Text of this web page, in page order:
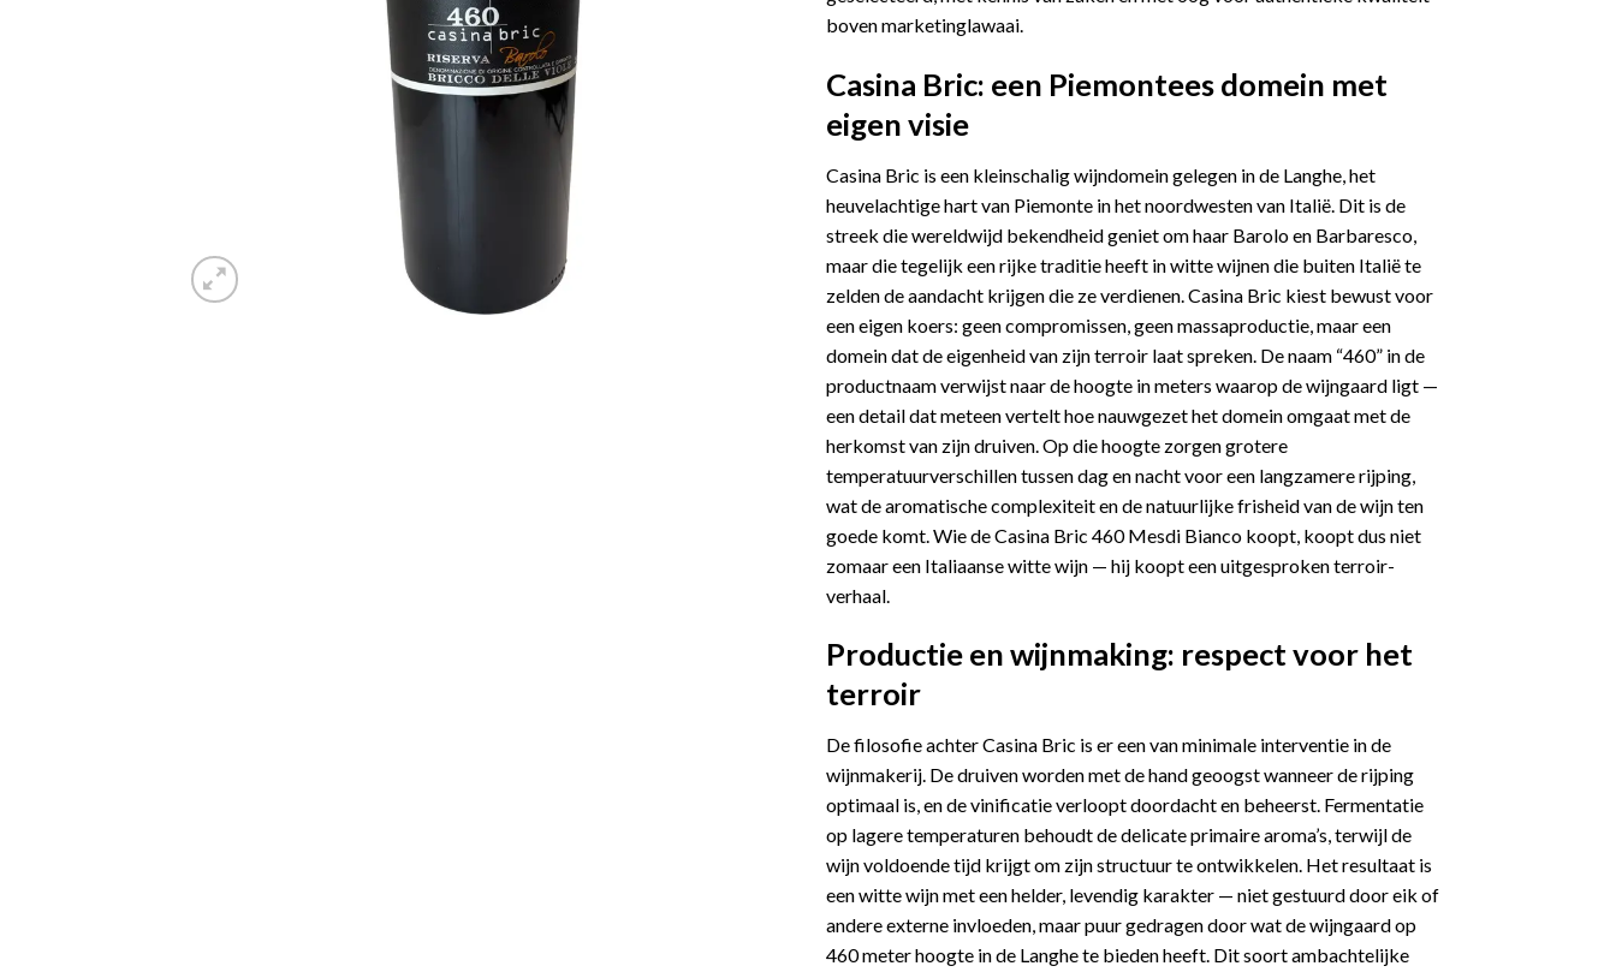
boven marketinglawaai.
Casina Bric: een Piemontees domein met
eigen visie
Casina Bric is een kleinschalig wijndomein gelegen in de Langhe, het
heuvelachtige hart van Piemonte in het noordwesten van Italië. Dit is de
streek die wereldwijd bekendheid geniet om haar Barolo en Barbaresco,
maar die tegelijk een rijke traditie heeft in witte wijnen die buiten Italië te
zelden de aandacht krijgen die ze verdienen. Casina Bric kiest bewust voor
een eigen koers: geen compromissen, geen massaproductie, maar een
domein dat de eigenheid van zijn terroir laat spreken. De naam “460” in de
productnaam verwijst naar de hoogte in meters waarop de wijngaard ligt —
een detail dat meteen vertelt hoe nauwgezet het domein omgaat met de
herkomst van zijn druiven. Op die hoogte zorgen grotere
temperatuurverschillen tussen dag en nacht voor een langzamere rijping,
wat de aromatische complexiteit en de natuurlijke frisheid van de wijn ten
goede komt. Wie de Casina Bric 460 Mesdi Bianco koopt, koopt dus niet
zomaar een Italiaanse witte wijn — hij koopt een uitgesproken terroir-
verhaal.
Productie en wijnmaking: respect voor het
terroir
De filosofie achter Casina Bric is er een van minimale interventie in de
wijnmakerij. De druiven worden met de hand geoogst wanneer de rijping
optimaal is, en de vinificatie verloopt doordacht en beheerst. Fermentatie
op lagere temperaturen behoudt de delicate primaire aroma’s, terwijl de
wijn voldoende tijd krijgt om zijn structuur te ontwikkelen. Het resultaat is
een witte wijn met een helder, levendig karakter — niet gestuurd door eik of
andere externe invloeden, maar puur gedragen door wat de wijngaard op
460 meter hoogte in de Langhe te bieden heeft. Dit soort ambachtelijke